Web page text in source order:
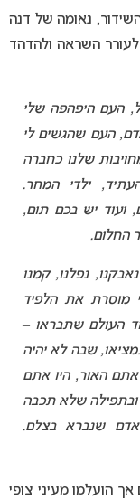
נאומה של דנה
השראה ולהדהד
העם היפהפה שלי
העם שהגשים לי
שלנו כחברה
ילדי המחר.
ועוד יש בכם תום,
החלום.
נפלנו, קמנו
מוסרת את הלפיד
העולם שתבראו –
שבה לא יהיה
האור, היו אתם
שלא תכבה
שנברא בצלם.
הועלמו מעיני צופי